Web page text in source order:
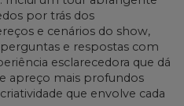
por trás dos
e cenários do show,
e respostas com
esclarecedora que dá
apreço mais profundos
que envolve cada